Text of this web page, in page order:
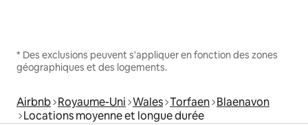
* Des exclusions peuvent s'appliquer en fonction des zones
géographiques et des logements.
Airbnb Royaume-Uni Wales Torfaen Blaenavon
Locations moyenne et longue durée